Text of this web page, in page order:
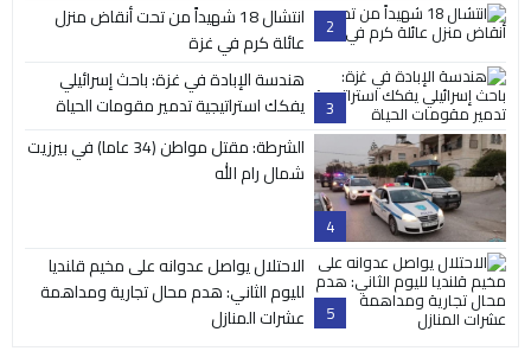
2
انتشال 18 شهيداً من تحت أنقاض منزل
عائلة كرم في غزة
3
هندسة الإبادة في غزة: باحث إسرائيلي
يفكك استراتيجية تدمير مقومات الحياة
4
الشرطة: مقتل مواطن (34 عاما) في بيرزيت
شمال رام الله
5
الاحتلال يواصل عدوانه على مخيم قلنديا
لليوم الثاني: هدم محال تجارية ومداهمة
عشرات المنازل